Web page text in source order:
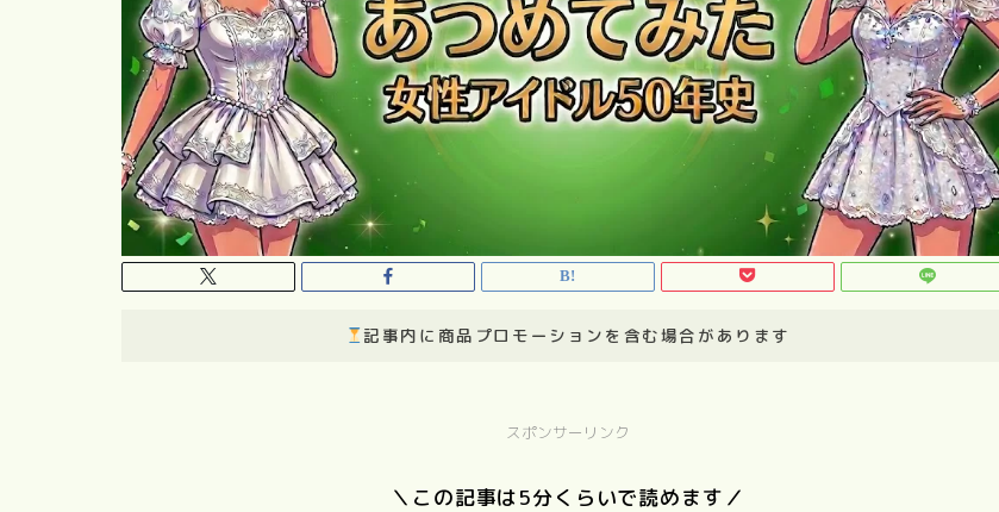
記事内に商品プロモーションを含む場合があります
スポンサーリンク
＼この記事は5分くらいで読めます／